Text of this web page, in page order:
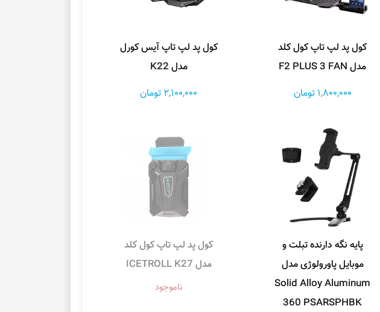
کول پد لپ تاپ کول کلد
مدل F2 PLUS 3 FAN
1,800,000 تومان
کول پد لپ تاپ آیس کورل
مدل K22
2,100,000 تومان
پایه نگه دارنده تبلت و
موبایل پاورولوژی مدل
Solid Alloy Aluminum
360 PSARSPHBK
کول پد لپ تاپ کول کلد
مدل ICETROLL K27
ناموجود